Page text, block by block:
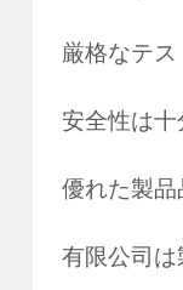
厳格なテ
安全性は十
優れた製
有限公司